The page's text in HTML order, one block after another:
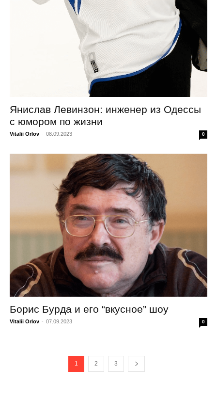
Янислав Левинзон: инженер из Одессы
с юмором по жизни
Vitalii Orlov - 08.09.2023 0
Борис Бурда и его “вкусное” шоу
Vitalii Orlov - 07.09.2023 0
1 2 3